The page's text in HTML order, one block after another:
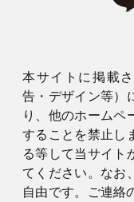
本サイトに掲載
告・デザイン等）
り、他のホームペ
することを禁止し
る等して当サイト
てください。なお
自由です。ご連絡